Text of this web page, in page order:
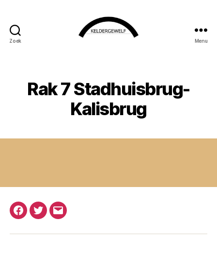
Zoek Menu
Rak 7 Stadhuisbrug-
Kalisbrug
Facebook
Twitter
E-